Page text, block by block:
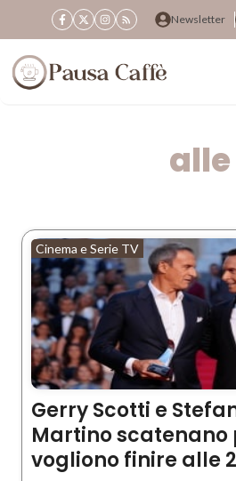
al
contenuto
Newsletter
alle
Cinema e Serie TV
Gerry Scotti e
Martino scatenano
vogliono finire alle